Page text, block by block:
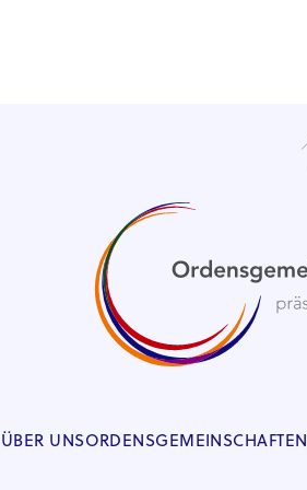
ÜBER UNSORDENSGEMEINSCHAFTEN